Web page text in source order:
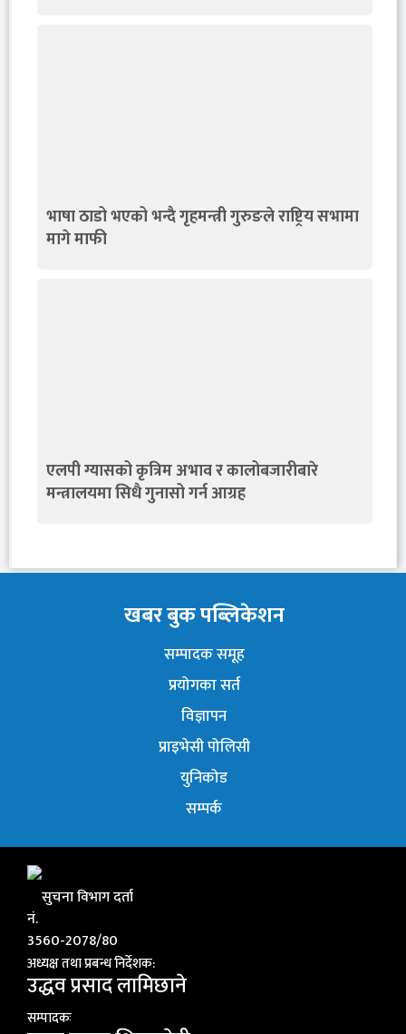
भाषा ठाडो भएको भन्दै गृहमन्त्री गुरुङले राष्ट्रिय सभामा
मागे माफी
एलपी ग्यासको कृत्रिम अभाव र कालोबजारीबारे
मन्त्रालयमा सिधै गुनासो गर्न आग्रह
खबर बुक पब्लिकेशन
सम्पादक समूह
प्रयोगका सर्त
विज्ञापन
प्राइभेसी पोलिसी
युनिकोड
सम्पर्क
सुचना विभाग दर्ता
नं.
3560-2078/80
अध्यक्ष तथा प्रबन्ध निर्देशक:
उद्धव प्रसाद लामिछाने
सम्पादकः